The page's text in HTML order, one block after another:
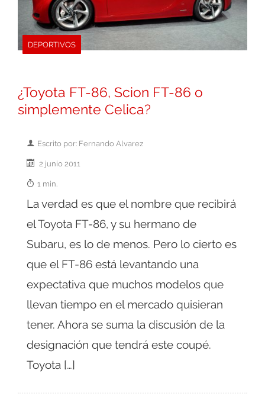
DEPORTIVOS
¿Toyota FT-86, Scion FT-86 o
simplemente Celica?
Escrito por: Fernando Alvarez
2 junio 2011
1 min.
La verdad es que el nombre que recibirá
el Toyota FT-86, y su hermano de
Subaru, es lo de menos. Pero lo cierto es
que el FT-86 está levantando una
expectativa que muchos modelos que
llevan tiempo en el mercado quisieran
tener. Ahora se suma la discusión de la
designación que tendrá este coupé.
Toyota […]